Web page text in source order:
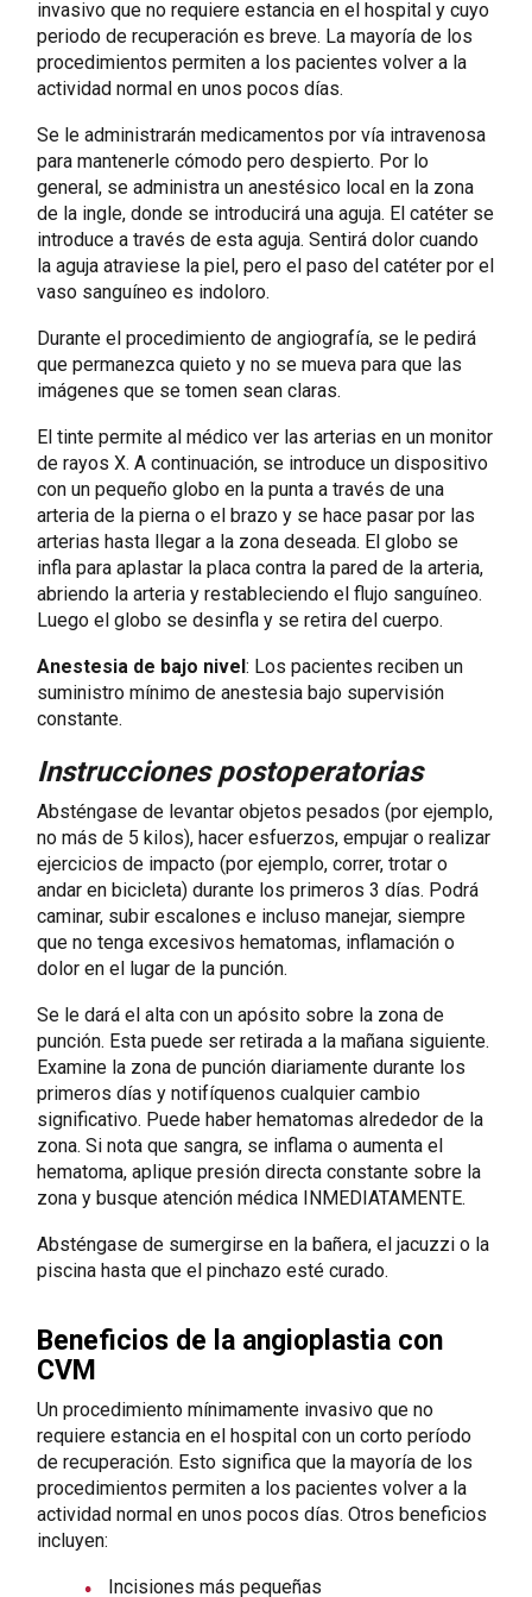
invasivo que no requiere estancia en el hospital y cuyo
periodo de recuperación es breve. La mayoría de los
procedimientos permiten a los pacientes volver a la
actividad normal en unos pocos días.
Se le administrarán medicamentos por vía intravenosa
para mantenerle cómodo pero despierto. Por lo
general, se administra un anestésico local en la zona
de la ingle, donde se introducirá una aguja. El catéter se
introduce a través de esta aguja. Sentirá dolor cuando
la aguja atraviese la piel, pero el paso del catéter por el
vaso sanguíneo es indoloro.
Durante el procedimiento de angiografía, se le pedirá
que permanezca quieto y no se mueva para que las
imágenes que se tomen sean claras.
El tinte permite al médico ver las arterias en un monitor
de rayos X. A continuación, se introduce un dispositivo
con un pequeño globo en la punta a través de una
arteria de la pierna o el brazo y se hace pasar por las
arterias hasta llegar a la zona deseada. El globo se
infla para aplastar la placa contra la pared de la arteria,
abriendo la arteria y restableciendo el flujo sanguíneo.
Luego el globo se desinfla y se retira del cuerpo.
Anestesia de bajo nivel : Los pacientes reciben un
suministro mínimo de anestesia bajo supervisión
constante.
Instrucciones postoperatorias
Absténgase de levantar objetos pesados (por ejemplo,
no más de 5 kilos), hacer esfuerzos, empujar o realizar
ejercicios de impacto (por ejemplo, correr, trotar o
andar en bicicleta) durante los primeros 3 días. Podrá
caminar, subir escalones e incluso manejar, siempre
que no tenga excesivos hematomas, inflamación o
dolor en el lugar de la punción.
Se le dará el alta con un apósito sobre la zona de
punción. Esta puede ser retirada a la mañana siguiente.
Examine la zona de punción diariamente durante los
primeros días y notifíquenos cualquier cambio
significativo. Puede haber hematomas alrededor de la
zona. Si nota que sangra, se inflama o aumenta el
hematoma, aplique presión directa constante sobre la
zona y busque atención médica INMEDIATAMENTE.
Absténgase de sumergirse en la bañera, el jacuzzi o la
piscina hasta que el pinchazo esté curado.
Beneficios de la angioplastia con
CVM
Un procedimiento mínimamente invasivo que no
requiere estancia en el hospital con un corto período
de recuperación. Esto significa que la mayoría de los
procedimientos permiten a los pacientes volver a la
actividad normal en unos pocos días. Otros beneficios
incluyen:
Incisiones más pequeñas